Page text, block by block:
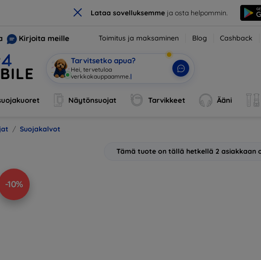
× Lataa sovelluksemmeja osta helpommin.
Kirjoita meille Toimitus ja maksaminen Blog Cashback
Tarvitsetko apua?
Hei, tervetuloa verkk |
Näytönsuojat Tarvikkeet Ääni
Suojakalvot
Tämä tuote on tällä hetkellä 2 asiakkaan
-10%